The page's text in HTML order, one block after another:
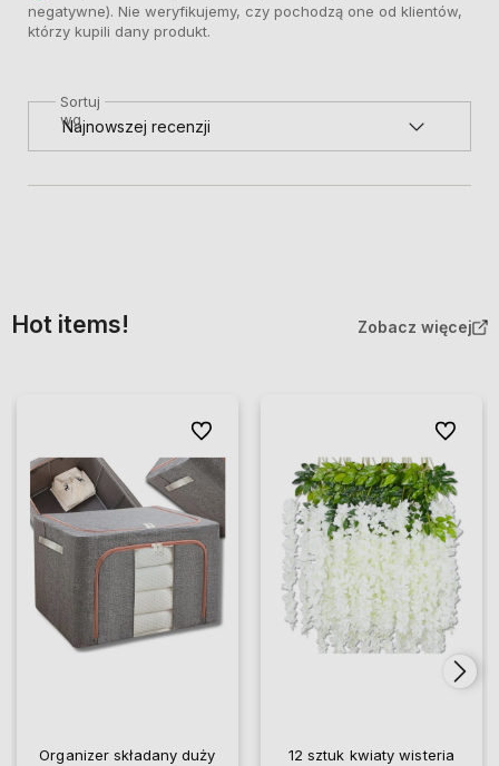
negatywne). Nie weryfikujemy, czy pochodzą one od klientów,
którzy kupili dany produkt.
Sortuj
wg
Hot items! Zobacz więcej
Organizer składany duży
Do ulubionych
12 sztuk kwiaty wisteria
Do